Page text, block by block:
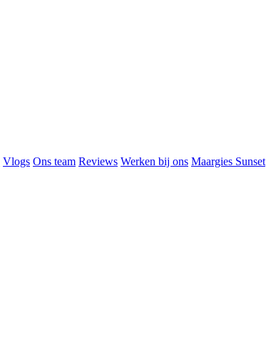
Vlogs Ons team Reviews Werken bij ons Maargies Sunset